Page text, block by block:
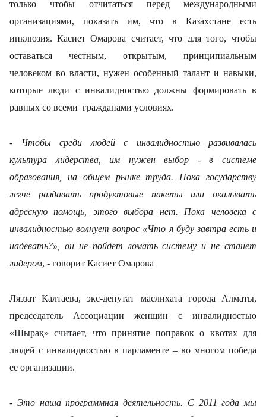
только чтобы отчитаться перед международными
организациями, показать им, что в Казахстане есть
инклюзия. Касиет Омарова считает, что для того, чтобы
оставаться честным, открытым, принципиальным
человеком во власти, нужен особенный талант и навыки,
которые люди с инвалидностью должны формировать в
равных со всеми гражданами условиях.
- Чтобы среди людей с инвалидностью развивалась
культура лидерства, им нужен выбор - в системе
образования, на общем рынке труда. Пока государству
легче раздавать продуктовые пакеты или оказывать
адресную помощь, этого выбора нет. Пока человека с
инвалидностью волнует вопрос «Что я буду завтра есть и
надевать?», он не пойдет ломать систему и не станет
лидером, - говорит Касиет Омарова
Ляззат Калтаева, экс-депутат маслихата города Алматы,
председатель Ассоциации женщин с инвалидностью
«Шырақ» считает, что принятие поправок о квотах для
людей с инвалидностью в парламенте – во многом победа
ее организации.
- Это наша программная деятельность. С 2011 года мы